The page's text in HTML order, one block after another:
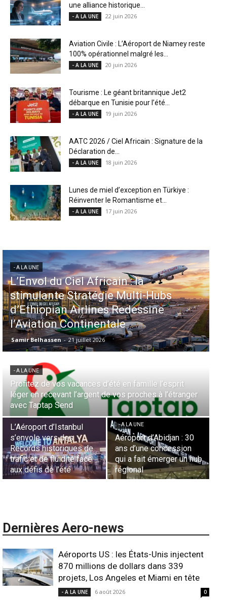
une alliance historique...
- A LA UNE 22 juin 2026
Aviation Civile : L’Aéroport de Niamey reste
100% opérationnel malgré les...
- A LA UNE 20 juin 2026
Tourisme : Le géant britannique Jet2
débarque en Tunisie pour l’été...
- A LA UNE 19 juin 2026
AATC 2026 / Ciel Africain : Signature de la
Déclaration de...
- A LA UNE 18 juin 2026
Lunes de miel d’exception en Türkiye :
Réinventer le Romantisme et...
- A LA UNE 17 juin 2026
- A LA UNE
Aéroports US : les États-Unis
injectent 870 millions de dollars
dans 339 projets, Los Angeles et
Miami en tête
Samir Belhassen - 6 août 2026
- A LA UNE
Aérien & Stratégie : Comment Royal Air Maroc fait de
la diaspora européenne le moteur de son hub de
Casablanca
- A LA UNE
Sécurité des frontières
aériennes en Afrique :
L’appel urgent à
l’harmonisation globale
- A LA UNE
Nominations : Sadri
Essid à la tête de la
Représentation d’Air
France en Tunisie et
Lionel Rault aux
commandes de la région
ANSCO
Dernières Aero-news
Aéroports US : les États-Unis injectent
870 millions de dollars dans 339
projets, Los Angeles et Miami en tête
- A LA UNE 6 août 2026 0